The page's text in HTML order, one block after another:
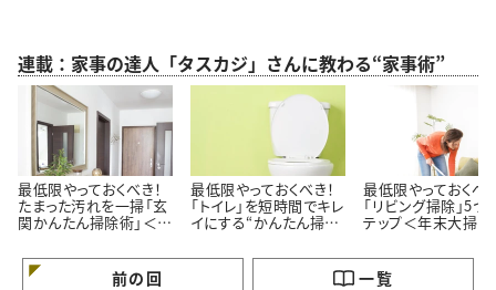
連載：家事の達人「タスカジ」さんに教わる“家事術”
最低限やっておくべき！
たまった汚れを一掃「玄
関かんたん掃除術」＜年
最低限やっておくべき！
「トイレ」を短時間でキレ
イにする“かんたん掃除
最低限やっておくべ
「リビング掃除」5つ
テップ＜年末大掃
前の回 一覧